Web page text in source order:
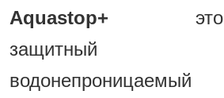
Aquastop+ это
защитный
водонепроницаемый